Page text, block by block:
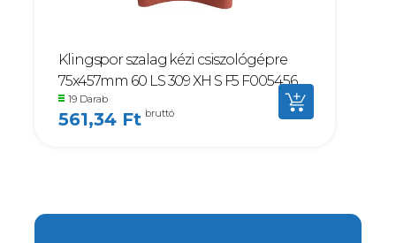
Klingspor szalag kézi csiszológépre
75x457mm 60 LS 309 XH S F5 F005456
19 Darab
561,34 Ft bruttó